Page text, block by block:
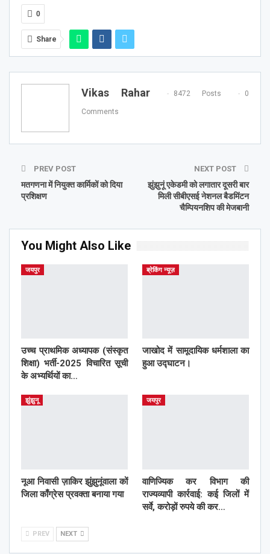
0
Share
Vikas Rahar 8472 Posts 0
Comments
PREV POST
मतगणना में नियुक्त कार्मिकों को दिया
प्रशिक्षण
NEXT POST
झुंझुनूं एकेडमी को लगातार दूसरी बार
मिली सीबीएसई नेशनल बैडमिंटन
चैम्पियनशिप की मेजबानी
You Might Also Like
जयपुर
उच्च प्राथमिक अध्यापक (संस्कृत
शिक्षा) भर्ती-2025 विचारित सूची
के अभ्यर्थियों का…
ब्रेकिंग न्यूज़
जाखोद में सामूदायिक धर्मशाला का
हुआ उद्घाटन।
झुंझुनू
नूआ निवासी ज़ाकिर झुंझुनूंवाला कों
जिला काँग्रेस प्रवक्ता बनाया गया
जयपुर
वाणिज्यिक कर विभाग की
राज्यव्यापी कार्रवाई: कई जिलों में
सर्वे, करोड़ों रुपये की कर…
PREV NEXT